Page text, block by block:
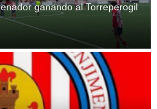
ganando al Torreperogil